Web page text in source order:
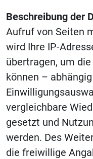
Beschreibung der
Aufruf von Seiten
wird Ihre IP-
übertragen, um
können –
vergleichbare
gesetzt und
werden. Des
die freiwillige